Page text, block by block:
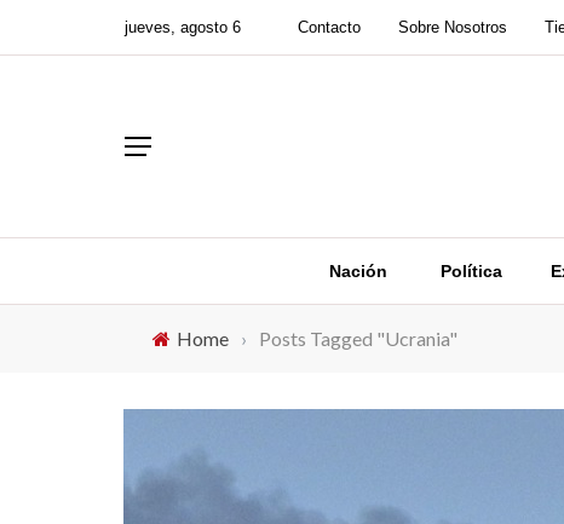
jueves, agosto 6 Contacto Sobre Nosotros
Nación Política
Home › Posts Tagged "Ucrania"